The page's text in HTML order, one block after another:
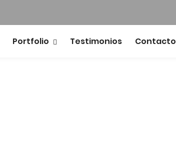
Portfolio Testimonios Contacto